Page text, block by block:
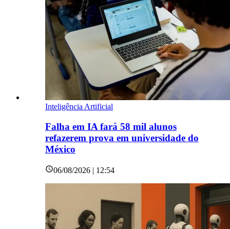
Inteligência Artificial
Falha em IA fará 58 mil alunos
refazerem prova em universidade do
México
06/08/2026 | 12:54